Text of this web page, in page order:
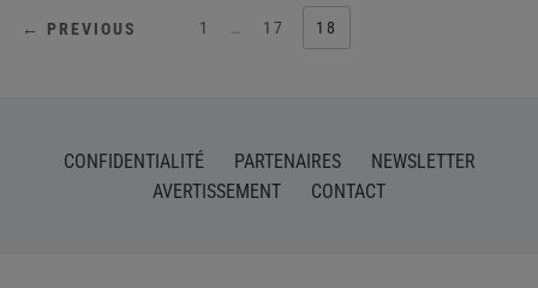
POSTS
← PREVIOUS 1 17 18
CONFIDENTIALITÉ PARTENAIRES
NEWSLETTER
AVERTISSEMENT
CONTACT